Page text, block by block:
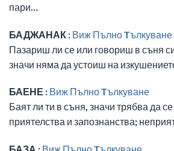
пари…
БАДЖАНАК : Виж Пълно Tълкуване
Пазариш ли се или говориш в съня
значи няма да устоиш на
БАЕНЕ : Виж Пълно Tълкуване
Баят ли ти в съня, значи трябва да
приятелства и запознанства;